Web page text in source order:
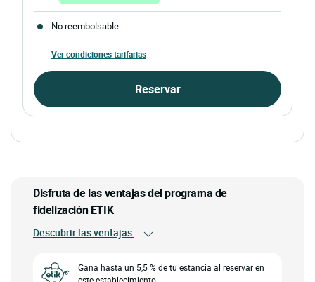
No reembolsable
Ver condiciones tarifarias
Reservar
Disfruta de las ventajas del programa de
fidelización ETIK
Descubrir las ventajas
Gana hasta un 5,5 % de tu estancia al reservar en
este establecimiento.